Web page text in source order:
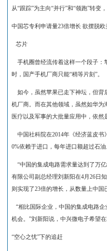
从“跟踪”为主向“并行”和“领跑”转变
中国芯专利申请量23倍增长 欲摆脱
芯片
手机圈曾经流传着这样一个段子：
时，国产手机厂商只能“稍等片刻”。
如今，虽然苹果已走下神坛，但背
机厂商。而在其他领域，虽然如华
医疗以及军事的大批量应用中，依然
中国社科院在2014年《经济蓝皮书
0%依赖于进口，每年进口额超过石油
“中国的集成电路需求量达到了万
有限公司副总经理刘新阳在4月26日
则实现了23倍的增长，从数量上中国
“相比国际企业，中国的集成电路
机会。”刘新阳说，中兴微电子希望
“空心之忧”下的追赶